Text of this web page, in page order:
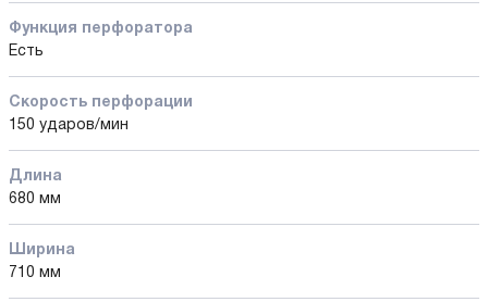
Функция перфоратора
Есть
Скорость перфорации
150 ударов/мин
Длина
680 мм
Ширина
710 мм